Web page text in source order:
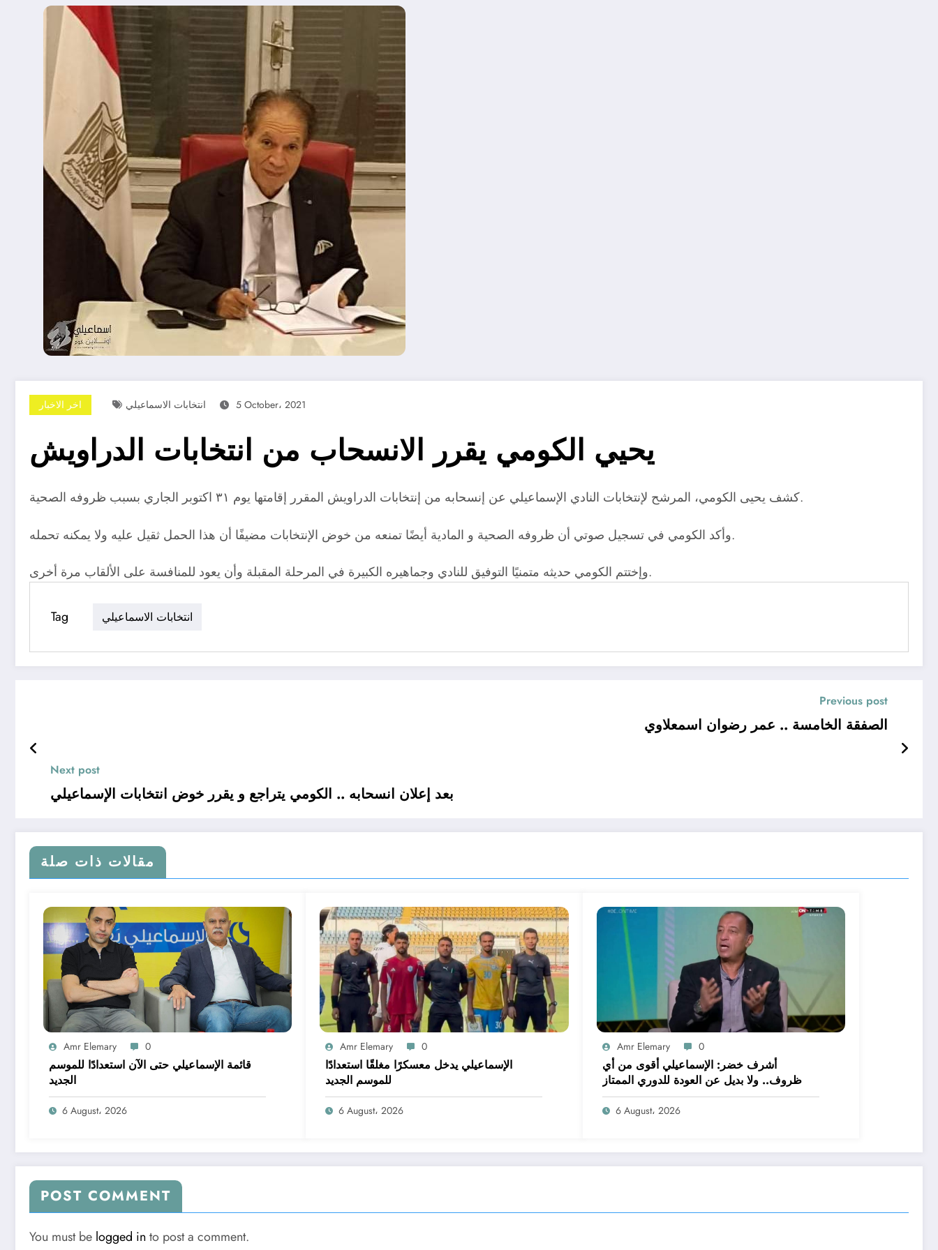
اخر الاخبار انتخابات الاسماعيلي 5 October، 2021
يحيي الكومي يقرر الانسحاب من انتخابات الدراويش
كشف يحيى الكومي، المرشح لإنتخابات النادي الإسماعيلي عن إنسحابه من إنتخابات الدراويش المقرر إقامتها يوم ٣١ اكتوبر الجاري بسبب ظروفه الصحية.
وأكد الكومي في تسجيل صوتي أن ظروفه الصحية و المادية أيضًا تمنعه من خوض الإنتخابات مضيفًا أن هذا الحمل ثقيل عليه ولا يمكنه تحمله.
وإختتم الكومي حديثه متمنيًا التوفيق للنادي وجماهيره الكبيرة في المرحلة المقبلة وأن يعود للمنافسة على الألقاب مرة أخرى.
Tag انتخابات الاسماعيلي
Previous post
الصفقة الخامسة .. عمر رضوان اسمعلاوي
Next post
بعد إعلان انسحابه .. الكومي يتراجع و يقرر خوض انتخابات الإسماعيلي
مقالات ذات صلة
Amr Elemary 0
قائمة الإسماعيلي حتى الآن استعدادًا للموسم
الجديد
6 August، 2026
Amr Elemary 0
الإسماعيلي يدخل معسكرًا مغلقًا استعدادًا
للموسم الجديد
6 August، 2026
Amr Elemary 0
أشرف خضر: الإسماعيلي أقوى من أي
ظروف.. ولا بديل عن العودة للدوري الممتاز
6 August، 2026
POST COMMENT
You must be logged in to post a comment.